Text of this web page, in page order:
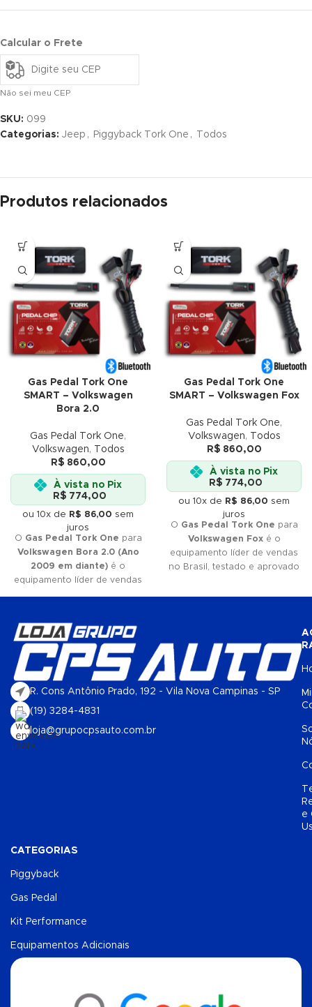
Calcular o Frete
Não sei meu CEP
SKU: 099
Categorias: Jeep , Piggyback Tork One , Todos
Produtos relacionados
Gas Pedal Tork One
SMART – Volkswagen
Bora 2.0
Gas Pedal Tork One,
Volkswagen,
Todos
R$860,00
À vista no Pix
R$774,00
ou 10x de R$ 86,00 sem
juros
O Gas Pedal Tork One para
Volkswagen Bora 2.0 (Ano
2009 em diante) é o
equipamento líder de vendas
do mercado. Se você quer
qualidadeeeficiência, Tork
One é a sua melhor escolha.
Não perca tempo e adquira já
o seu!
Gas Pedal Tork One
SMART – Volkswagen Fox
Gas Pedal Tork One,
Volkswagen,
Todos
R$860,00
À vista no Pix
R$774,00
ou 10x de R$ 86,00 sem
juros
O Gas Pedal Tork One para
Volkswagen Fox é o
equipamento líder de vendas
no Brasil, testado e aprovado
do mercado. Se você quer
o seu!
R. Cons Antônio Prado, 192 - Vila Nova Campinas - SP
(19) 3284-4831
loja@grupocpsauto.com.br
e
CATEGORIAS
Piggyback
Gas Pedal
Kit Performance
Equipamentos Adicionais